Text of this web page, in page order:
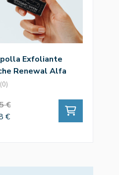
Exfoliante
Renewal Alfa
1ud -
(0)
€
€